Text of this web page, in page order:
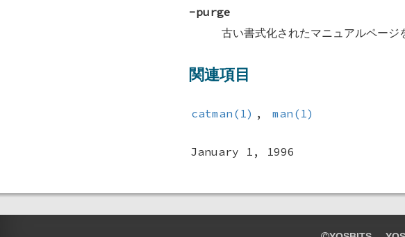
-purge
古い書式化されたマニュアルペー
関連項目
catman(1) , man(1)
January 1, 1996